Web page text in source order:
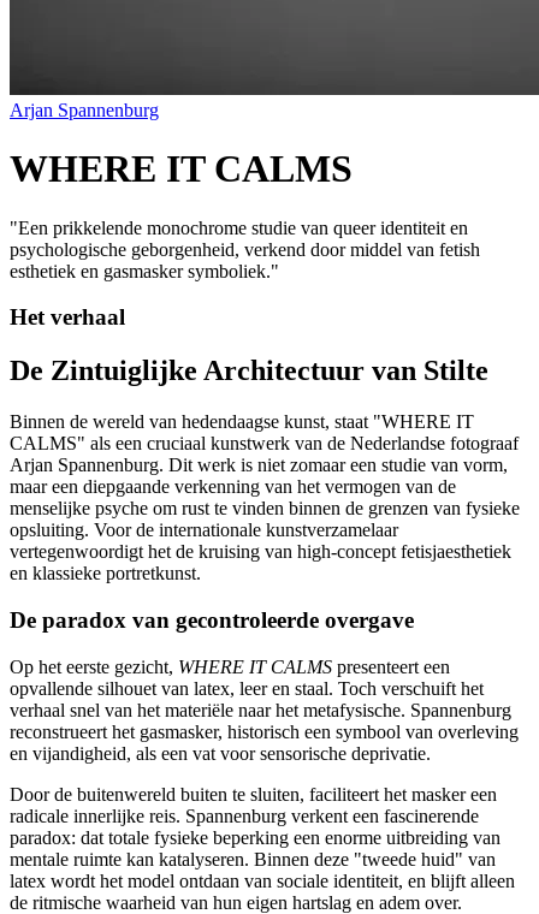
Arjan Spannenburg
WHERE IT CALMS
"Een prikkelende monochrome studie van queer identiteit en
psychologische geborgenheid, verkend door middel van fetish
esthetiek en gasmasker symboliek."
Het verhaal
De Zintuiglijke Architectuur van Stilte
Binnen de wereld van hedendaagse kunst, staat "WHERE IT
CALMS" als een cruciaal kunstwerk van de Nederlandse fotograaf
Arjan Spannenburg. Dit werk is niet zomaar een studie van vorm,
maar een diepgaande verkenning van het vermogen van de
menselijke psyche om rust te vinden binnen de grenzen van fysieke
opsluiting. Voor de internationale kunstverzamelaar
vertegenwoordigt het de kruising van high-concept fetisjaesthetiek
en klassieke portretkunst.
De paradox van gecontroleerde overgave
Op het eerste gezicht, WHERE IT CALMS presenteert een
opvallende silhouet van latex, leer en staal. Toch verschuift het
verhaal snel van het materiële naar het metafysische. Spannenburg
reconstrueert het gasmasker, historisch een symbool van overleving
en vijandigheid, als een vat voor sensorische deprivatie.
Door de buitenwereld buiten te sluiten, faciliteert het masker een
radicale innerlijke reis. Spannenburg verkent een fascinerende
paradox: dat totale fysieke beperking een enorme uitbreiding van
mentale ruimte kan katalyseren. Binnen deze "tweede huid" van
latex wordt het model ontdaan van sociale identiteit, en blijft alleen
de ritmische waarheid van hun eigen hartslag en adem over.